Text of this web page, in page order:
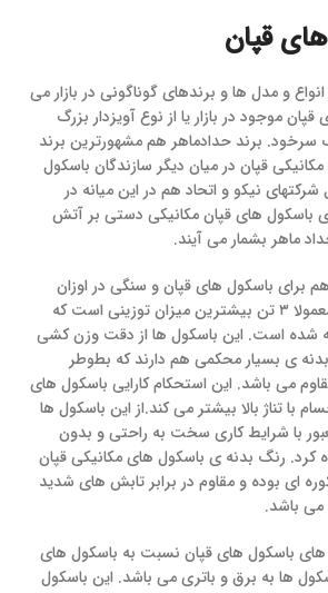
قپان
و مدل ها و برندهای گوناگونی در بازار می
موجود در بازار یا از نوع آویزدار بزرگ
سرخود. برند حدادماهر هم مشهورترین برند
قپان در میان دیگر سازندگان باسکول
شرکتهای نیکو و اتحاد هم در این میانه در
باسکول های قپان مکانیکی دستی بر آتش
ماهر بشمار می آیند.
برای باسکول های قپان و سنگی در اوزان
مختلف موجود است. معمولا ۳ تن بیشترین میزان توزینی است که
شده است. این باسکول ها از دقت وزن کشی
بدنه ی بسیار محکمی هم دارند که بطوطر
می باشد. این استحکام کارایی باسکول های
با تناژ بالا بیشتر می کند.از این باسکول ها
با شرایط کاری سخت به راحتی و بدون
کرد. رنگ بدنه ی باسکول های مکانیکی قپان
ای بوده و مقاوم در برابر تابش های شدید
می باشد.
باسکول های قپان نسبت به باسکول های
ها به برق و باتری می باشد. این باسکول